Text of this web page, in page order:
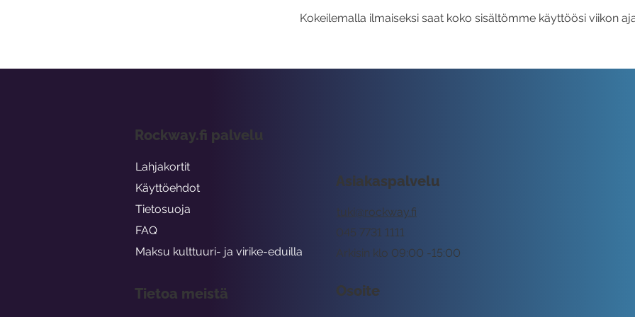
Kokeilemalla ilmaiseksi saat koko sisältömme käyttöösi viikon
Asiakaspalvelu
tuki@rockway.fi
Arkisin klo 09:00 -15:00
045 7731 1111
Osoite
Rockway.fi palvelu
Lahjakortit
Käyttöehdot
Tietosuoja
FAQ
Maksu kulttuuri- ja virike-eduilla
Tietoa meistä